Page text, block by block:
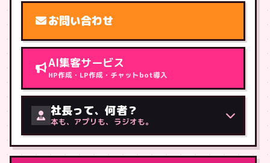
お問い合わせ
AI集客サービス
HP作成・LP作成・チャットbot導入
社長って、何者？
本も、アプリも、ラジオも。